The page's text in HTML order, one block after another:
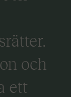
och
ett